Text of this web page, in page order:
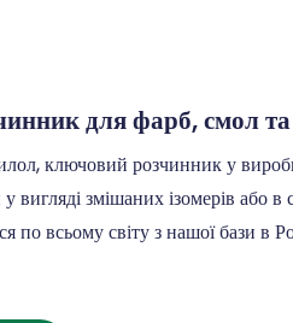
для фарб, смол та
ключовий розчинник у
вигляді змішаних ізомерів або
по всьому світу з нашої бази в